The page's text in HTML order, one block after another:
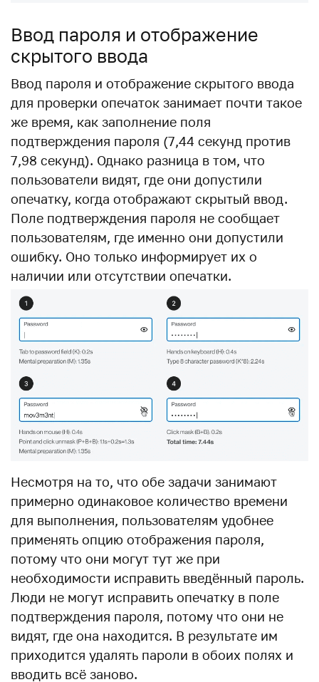
Ввод пароля и отображение
скрытого ввода
Ввод пароля и отображение скрытого ввода
для проверки опечаток занимает почти такое
же время, как заполнение поля
подтверждения пароля (7,44 секунд против
7,98 секунд). Однако разница в том, что
пользователи видят, где они допустили
опечатку, когда отображают скрытый ввод.
Поле подтверждения пароля не сообщает
пользователям, где именно они допустили
ошибку. Оно только информирует их о
наличии или отсутствии опечатки.
Несмотря на то, что обе задачи занимают
примерно одинаковое количество времени
для выполнения, пользователям удобнее
применять опцию отображения пароля,
потому что они могут тут же при
необходимости исправить введённый пароль.
Люди не могут исправить опечатку в поле
подтверждения пароля, потому что они не
видят, где она находится. В результате им
приходится удалять пароли в обоих полях и
вводить всё заново.